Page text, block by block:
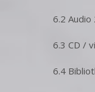
6.2 Audio
6.3 CD /
6.4